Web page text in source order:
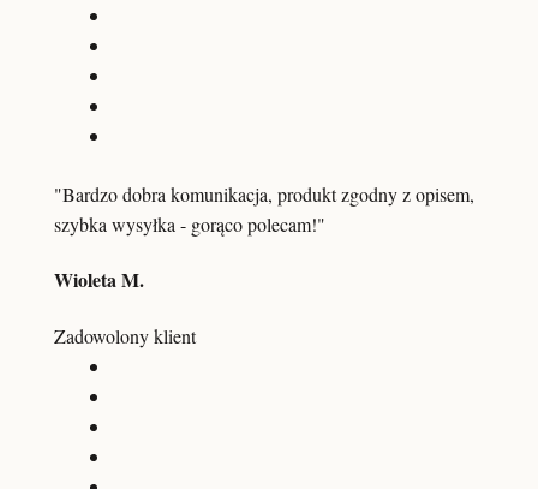
"Bardzo dobra komunikacja, produkt zgodny z opisem,
szybka wysyłka - gorąco polecam!"
Wioleta M.
Zadowolony klient